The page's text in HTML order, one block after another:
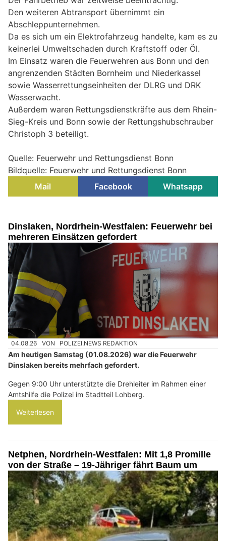
Den weiteren Abtransport übernimmt ein
Abschleppunternehmen.
Da es sich um ein Elektrofahrzeug handelte, kam es zu
keinerlei Umweltschaden durch Kraftstoff oder Öl.
Im Einsatz waren die Feuerwehren aus Bonn und den
angrenzenden Städten Bornheim und Niederkassel
sowie Wasserrettungseinheiten der DLRG und DRK
Wasserwacht.
Außerdem waren Rettungsdienstkräfte aus dem Rhein-
Sieg-Kreis und Bonn sowie der Rettungshubschrauber
Christoph 3 beteiligt.
Quelle: Feuerwehr und Rettungsdienst Bonn
Bildquelle: Feuerwehr und Rettungsdienst Bonn
Mail
Facebook Whatsapp
Dinslaken, Nordrhein-Westfalen: Feuerwehr bei
mehreren Einsätzen gefordert
04.08.26 VON POLIZEI.NEWS REDAKTION
Am heutigen Samstag (01.08.2026) war die Feuerwehr
Dinslaken bereits mehrfach gefordert.
Gegen 9:00 Uhr unterstützte die Drehleiter im Rahmen einer
Amtshilfe die Polizei im Stadtteil Lohberg.
Weiterlesen
Netphen, Nordrhein-Westfalen: Mit 1,8 Promille
von der Straße – 19-Jähriger fährt Baum um